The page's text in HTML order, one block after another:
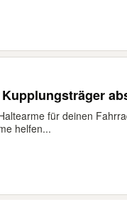
für deinen
helfen...